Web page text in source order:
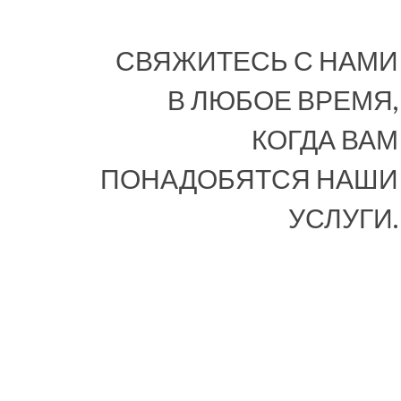
СВЯЖИТЕСЬ С НАМИ
В ЛЮБОЕ ВРЕМЯ,
КОГДА ВАМ
ПОНАДОБЯТСЯ НАШИ
УСЛУГИ.